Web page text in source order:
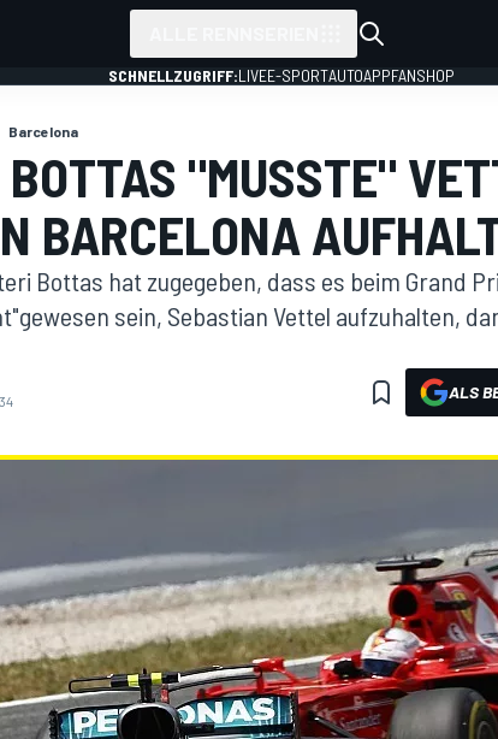
SCHNELLZUGRIFF:LIVEE-SPORTAUTOAPPFANSHOP
Barcelona
"MUSSTE"
BARCELONA
Bottas hat zugegeben, dass es beim Grand
sein, Sebastian Vettel aufzuhalten,
ALS